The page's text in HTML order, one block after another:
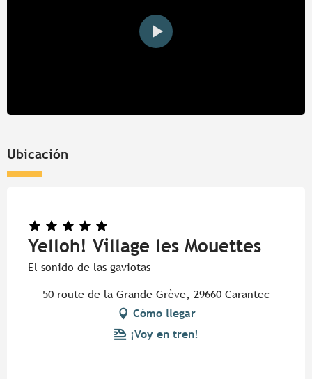
Ubicación
Yelloh! Village les Mouettes
El sonido de las gaviotas
50 route de la Grande Grève, 29660 Carantec
Cómo llegar
¡Voy en tren!